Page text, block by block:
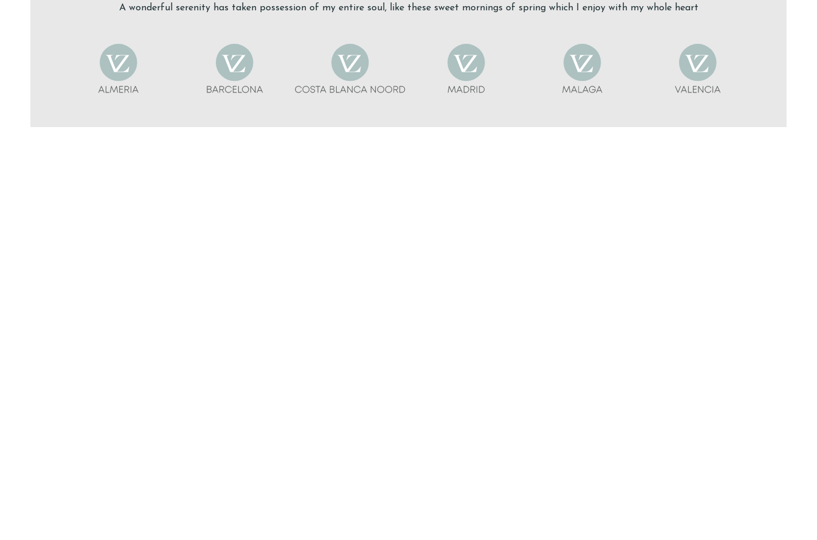
A wonderful serenity has taken possession of my entire soul, like these sweet mornings of spring which I enjoy with my whole heart